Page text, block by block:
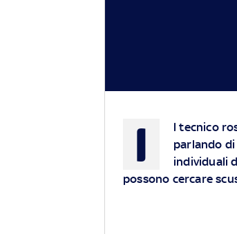
I
l tecnico
parlando
individuali
possono cercare